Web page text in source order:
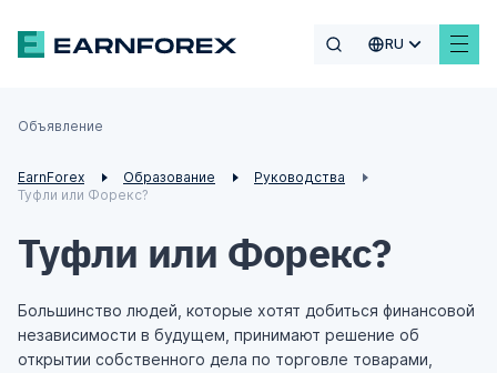
RU
Объявление
EarnForex Образование
Руководства
Туфли или Форекс?
Туфли или Форекс?
Большинство людей, которые хотят добиться финансовой
независимости в будущем, принимают решение об
открытии собственного дела по торговле товарами,